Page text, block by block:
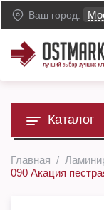
Ваш город:
Каталог
Главная
090 Акация